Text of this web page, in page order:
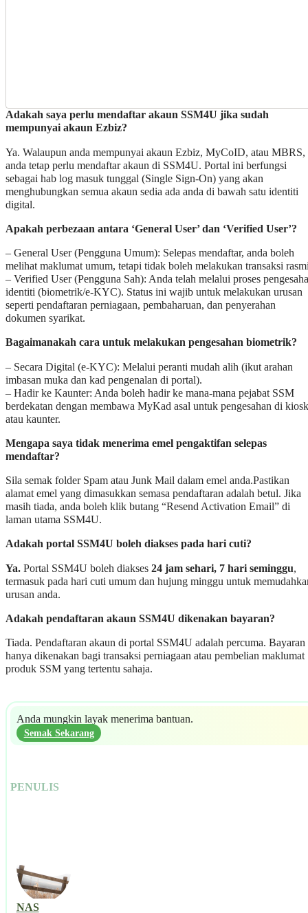
Adakah saya perlu mendaftar akaun SSM4U jika sudah
mempunyai akaun Ezbiz?
Ya. Walaupun anda mempunyai akaun Ezbiz, MyCoID, atau MBRS,
anda tetap perlu mendaftar akaun di SSM4U. Portal ini berfungsi
sebagai hab log masuk tunggal (Single Sign-On) yang akan
menghubungkan semua akaun sedia ada anda di bawah satu identiti
digital.
Apakah perbezaan antara ‘General User’ dan ‘Verified User’?
– General User (Pengguna Umum): Selepas mendaftar, anda boleh
melihat maklumat umum, tetapi tidak boleh melakukan transaksi
– Verified User (Pengguna Sah): Anda telah melalui proses
identiti (biometrik/e-KYC). Status ini wajib untuk melakukan urusan
seperti pendaftaran perniagaan, pembaharuan, dan penyerahan
dokumen syarikat.
Bagaimanakah cara untuk melakukan pengesahan biometrik?
– Secara Digital (e-KYC): Melalui peranti mudah alih (ikut arahan
imbasan muka dan kad pengenalan di portal).
– Hadir ke Kaunter: Anda boleh hadir ke mana-mana pejabat SSM
berdekatan dengan membawa MyKad asal untuk pengesahan di kiosk
atau kaunter.
Mengapa saya tidak menerima emel pengaktifan selepas
mendaftar?
Sila semak folder Spam atau Junk Mail dalam emel anda.Pastikan
alamat emel yang dimasukkan semasa pendaftaran adalah betul. Jika
masih tiada, anda boleh klik butang “Resend Activation Email” di
laman utama SSM4U.
Adakah portal SSM4U boleh diakses pada hari cuti?
Ya. Portal SSM4U boleh diakses 24 jam sehari, 7 hari seminggu,
termasuk pada hari cuti umum dan hujung minggu untuk
urusan anda.
Adakah pendaftaran akaun SSM4U dikenakan bayaran?
Tiada. Pendaftaran akaun di portal SSM4U adalah percuma. Bayaran
hanya dikenakan bagi transaksi perniagaan atau pembelian maklumat
produk SSM yang tertentu sahaja.
Anda mungkin layak menerima bantuan.
Semak Sekarang
PENULIS
NAS